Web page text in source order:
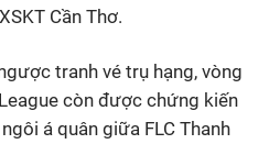
Cần Thơ.
tranh vé trụ hạng, vòng
còn được chứng kiến
á quân giữa FLC Thanh